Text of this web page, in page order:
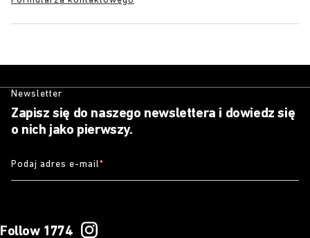
Newsletter
Zapisz się do naszego newslettera i dowiedz się
o nich jako pierwszy.
Podaj adres e-mail*
Follow 1774